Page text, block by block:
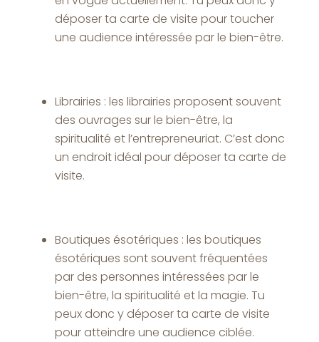
déposer ta carte de visite pour toucher
une audience intéressée par le bien-être.
Librairies : les librairies proposent souvent
des ouvrages sur le bien-être, la
spiritualité et l’entrepreneuriat. C’est donc
un endroit idéal pour déposer ta carte de
visite.
Boutiques ésotériques : les boutiques
ésotériques sont souvent fréquentées
par des personnes intéressées par le
bien-être, la spiritualité et la magie. Tu
peux donc y déposer ta carte de visite
pour atteindre une audience ciblée.